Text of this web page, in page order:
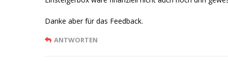
Danke aber für das Feedback.
ANTWORTEN